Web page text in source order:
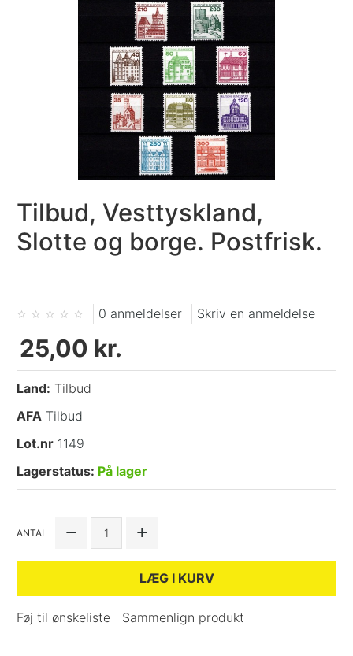
Tilbud, Vesttyskland,
Slotte og borge. Postfrisk.
0 anmeldelser Skriv en anmeldelse
25,00 kr.
Land: Tilbud
AFA Tilbud
Lot.nr 1149
Lagerstatus: På lager
ANTAL
LÆG I KURV
Føj til ønskeliste Sammenlign produkt